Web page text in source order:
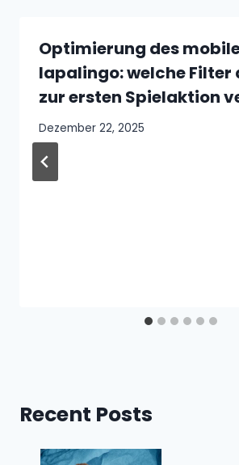
Optimierung des
lapalingo: welche Filter
zur ersten Spielaktion
Dezember 22, 2025
Recent Posts